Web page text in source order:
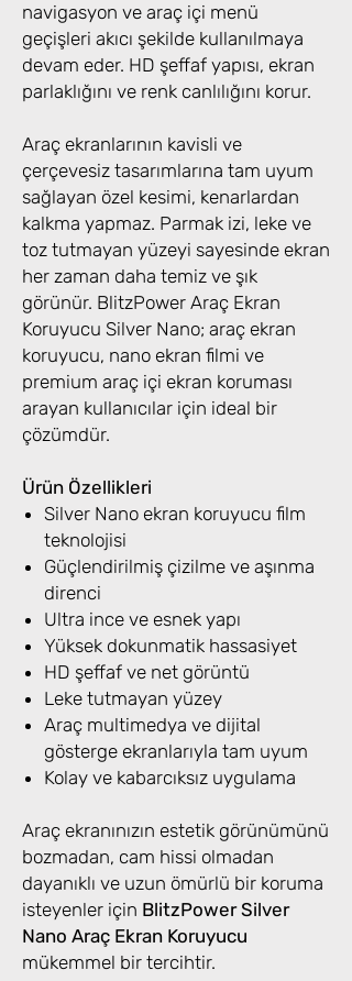
navigasyon ve araç içi menü
geçişleri akıcı şekilde kullanılmaya
devam eder. HD şeffaf yapısı, ekran
parlaklığını ve renk canlılığını korur.
Araç ekranlarının kavisli ve
çerçevesiz tasarımlarına tam uyum
sağlayan özel kesimi, kenarlardan
kalkma yapmaz. Parmak izi, leke ve
toz tutmayan yüzeyi sayesinde ekran
her zaman daha temiz ve şık
görünür. BlitzPower Araç Ekran
Koruyucu Silver Nano; araç ekran
koruyucu, nano ekran filmi ve
premium araç içi ekran koruması
arayan kullanıcılar için ideal bir
çözümdür.
Ürün Özellikleri
Silver Nano ekran koruyucu film
teknolojisi
Güçlendirilmiş çizilme ve aşınma
direnci
Ultra ince ve esnek yapı
Yüksek dokunmatik hassasiyet
HD şeffaf ve net görüntü
Leke tutmayan yüzey
Araç multimedya ve dijital
gösterge ekranlarıyla tam uyum
Kolay ve kabarcıksız uygulama
Araç ekranınızın estetik görünümünü
bozmadan, cam hissi olmadan
dayanıklı ve uzun ömürlü bir koruma
isteyenler için BlitzPower Silver
Nano Araç Ekran Koruyucu
mükemmel bir tercihtir.